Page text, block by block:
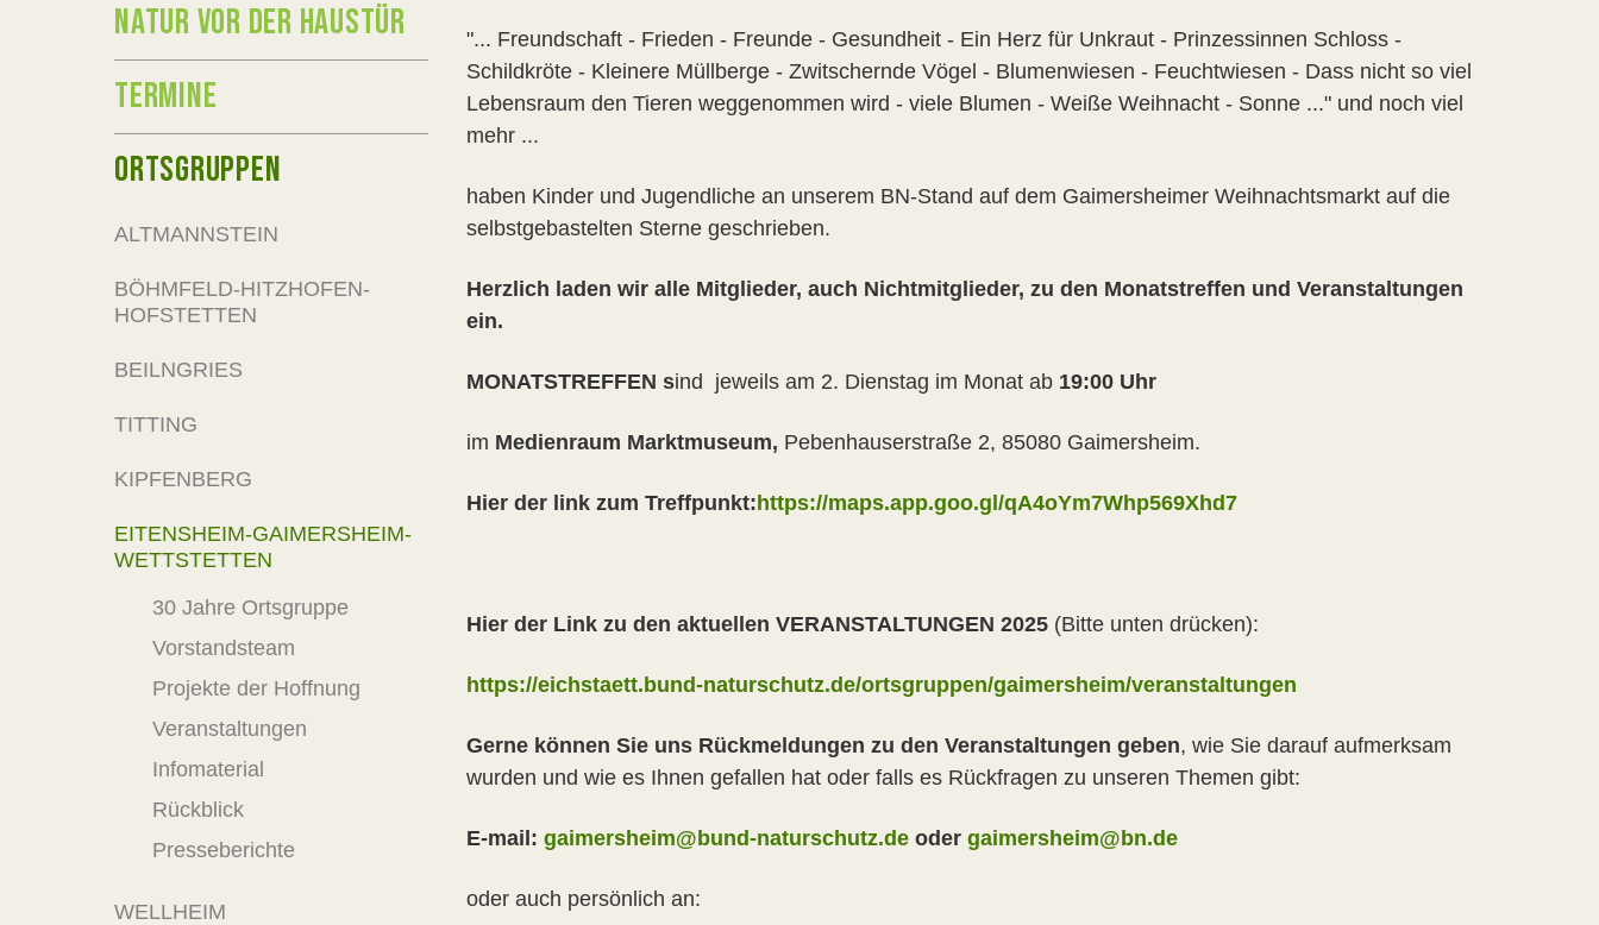
"... Freundschaft - Frieden - Freunde - Gesundheit - Ein Herz für Unkraut - Prinzessinnen Schloss -
Schildkröte - Kleinere Müllberge - Zwitschernde Vögel - Blumenwiesen - Feuchtwiesen - Dass nicht so viel
Lebensraum den Tieren weggenommen wird - viele Blumen - Weiße Weihnacht - Sonne ..." und noch viel
mehr ...
haben Kinder und Jugendliche an unserem BN-Stand auf dem Gaimersheimer Weihnachtsmarkt auf die
selbstgebastelten Sterne geschrieben.
Herzlich laden wir alle Mitglieder, auch Nichtmitglieder, zu den Monatstreffen und Veranstaltungen
ein.
MONATSTREFFEN sind jeweils am 2. Dienstag im Monat ab 19:00 Uhr
im Medienraum Marktmuseum, Pebenhauserstraße 2, 85080 Gaimersheim.
Hier der link zum Treffpunkt: https://maps.app.goo.gl/qA4oYm7Whp569Xhd7
Hier der Link zu den aktuellen VERANSTALTUNGEN 2025 (Bitte unten drücken):
https://eichstaett.bund-naturschutz.de/ortsgruppen/gaimersheim/veranstaltungen
Gerne können Sie uns Rückmeldungen zu den Veranstaltungen geben, wie Sie darauf aufmerksam
wurden und wie es Ihnen gefallen hat oder falls es Rückfragen zu unseren Themen gibt:
E-mail: gaimersheim@bund-naturschutz.de oder gaimersheim@bn.de
oder auch persönlich an:
NATUR VOR DER HAUSTÜR
TERMINE
ORTSGRUPPEN
ALTMANNSTEIN
BÖHMFELD-HITZHOFEN-
HOFSTETTEN
BEILNGRIES
TITTING
KIPFENBERG
EITENSHEIM-GAIMERSHEIM-
WETTSTETTEN
30 Jahre Ortsgruppe
Vorstandsteam
Projekte der Hoffnung
Veranstaltungen
Infomaterial
Rückblick
Presseberichte
WELLHEIM